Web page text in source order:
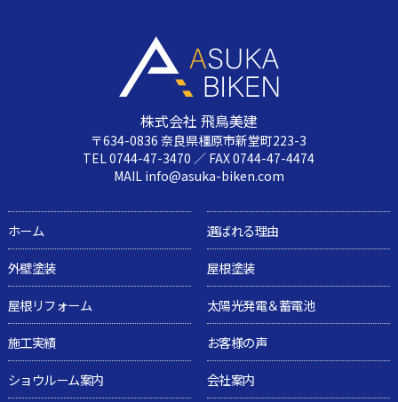
株式会社 飛鳥美建
〒634-0836 奈良県橿原市新堂町223-3
TEL 0744-47-3470 ／ FAX 0744-47-4474
MAIL info@asuka-biken.com
ホーム
選ばれる理由
外壁塗装
屋根塗装
屋根リフォーム
太陽光発電＆蓄電池
施工実績
お客様の声
ショウルーム案内
会社案内